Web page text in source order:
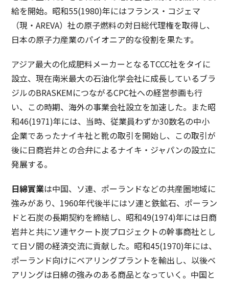
給を開始。昭和55(1980)年にはフランス・コジェマ
（現・AREVA）社の原子燃料の対日総代理権を取得し、
日本の原子力産業のパイオニア的な役割を果たす。
アジア最大の化成肥料メーカーとなるTCCC社をタイに
設立、現在南米最大の石油化学会社に成長しているブラ
ジルのBRASKEMにつながるCPC社への経営参画も行
い、この時期、海外の事業会社設立を加速した。また昭
和46(1971)年には、当時、従業員わずか30数名の中小
企業であったナイキ社と靴の取引を開始し、この取引が
後に日商岩井との合弁によるナイキ・ジャパンの設立に
発展する。
日綿實業は中国、ソ連、ポーランドなどの共産圏地域に
強みがあり、1960年代後半にはソ連と鉄鉱石、ポーラン
ドと石炭の長期契約を締結し、昭和49(1974)年には日商
岩井と共にソ連ヤクート炭プロジェクトの幹事商社とし
て日ソ間の経済交流に貢献した。昭和45(1970)年には、
ポーランド向けにベアリングプラントを輸出し、以後ベ
アリングは日綿の強みのある商品となっていく。中国と